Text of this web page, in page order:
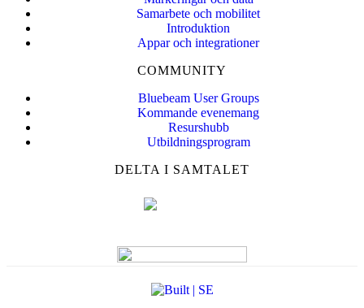
Samarbete och mobilitet
Introduktion
Appar och integrationer
COMMUNITY
Bluebeam User Groups
Kommande evenemang
Resurshubb
Utbildningsprogram
DELTA I SAMTALET